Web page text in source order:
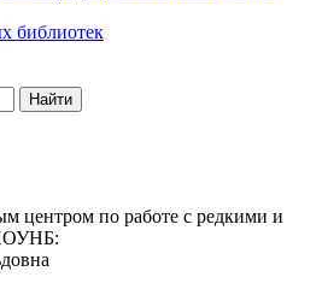
библиотек
Найти
центром по работе с редкими и